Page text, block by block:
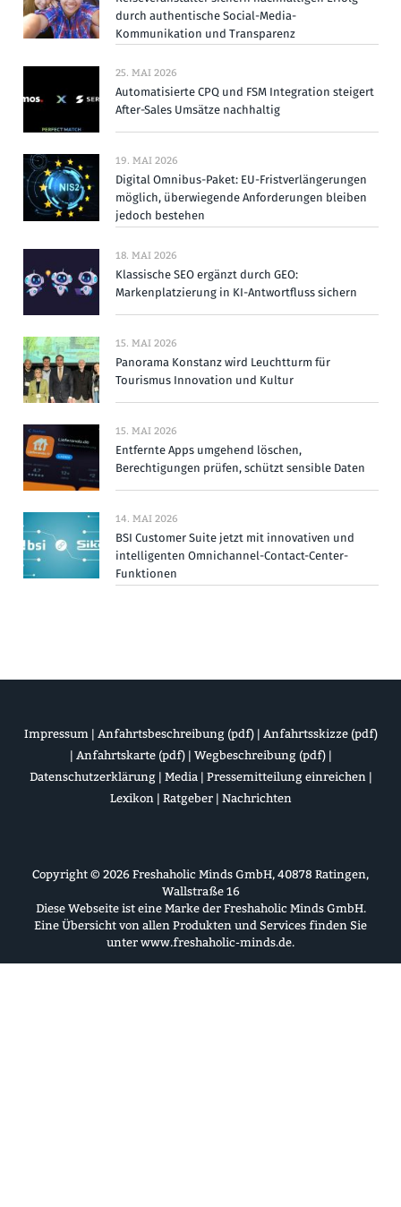
durch authentische Social-Media-
Kommunikation und Transparenz
25. MAI 2026
Automatisierte CPQ und FSM Integration steigert
After-Sales Umsätze nachhaltig
19. MAI 2026
Digital Omnibus-Paket: EU-Fristverlängerungen
möglich, überwiegende Anforderungen bleiben
jedoch bestehen
18. MAI 2026
Klassische SEO ergänzt durch GEO:
Markenplatzierung in KI-Antwortfluss sichern
15. MAI 2026
Panorama Konstanz wird Leuchtturm für
Tourismus Innovation und Kultur
15. MAI 2026
Entfernte Apps umgehend löschen,
Berechtigungen prüfen, schützt sensible Daten
14. MAI 2026
BSI Customer Suite jetzt mit innovativen und
intelligenten Omnichannel-Contact-Center-
Funktionen
Impressum | Anfahrtsbeschreibung (pdf)| Anfahrtsskizze (pdf)
| Anfahrtskarte (pdf)| Wegbeschreibung (pdf)|
Datenschutzerklärung| Media | Pressemitteilung einreichen |
Lexikon | Ratgeber| Nachrichten
Copyright © 2026 Freshaholic Minds GmbH, 40878 Ratingen,
Wallstraße 16
Diese Webseite ist eine Marke der Freshaholic Minds GmbH.
Eine Übersicht von allen Produkten und Services finden Sie
unter www.freshaholic-minds.de.